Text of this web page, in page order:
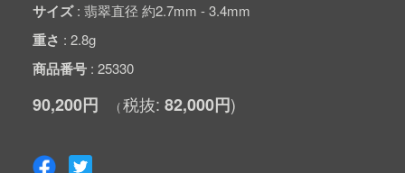
サイズ 翡翠直径 約2.7mm - 3.4mm
重さ 2.8g
商品番号 25330
90,200円 82,000円